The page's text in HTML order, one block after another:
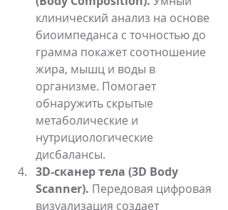
клинический анализ на основе
биоимпеданса с точностью до
грамма покажет соотношение
жира, мышц и воды в
организме. Помогает
обнаружить скрытые
метаболические и
нутрициологические
дисбалансы.
3D-сканер тела (3D Body
Scanner). Передовая цифровая
визуализация создает